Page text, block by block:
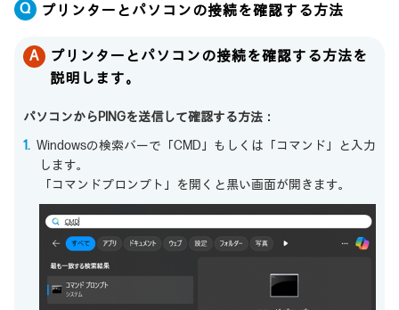
プリンターとパソコンの接続を確認する方法
プリンターとパソコンの接続を確認する方法を
説明します。
パソコンからPINGを送信して確認する方法：
Windowsの検索バーで「CMD」もしくは「コマンド」と入力
します。
「コマンドプロンプト」を開くと黒い画面が開きます。